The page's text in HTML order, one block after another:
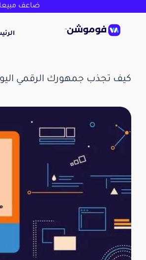
ضاعف
كيف تجذب جمهورك الرقمي